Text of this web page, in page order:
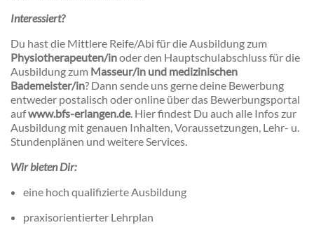
Interessiert?
Du hast die Mittlere Reife/Abi für die Ausbildung zum
Physiotherapeuten/inoder den Hauptschulabschluss für die
Ausbildung zum Masseur/in und medizinischen
Bademeister/in? Dann sende uns gerne deine Bewerbung
entweder postalisch oder online über das Bewerbungsportal
aufwww.bfs-erlangen.de. Hier findest Du auch alle Infos zur
Ausbildung mit genauen Inhalten, Voraussetzungen, Lehr- u.
Stundenplänen und weitere Services.
Wir bieten Dir:
eine hoch qualifizierte Ausbildung
praxisorientierter Lehrplan